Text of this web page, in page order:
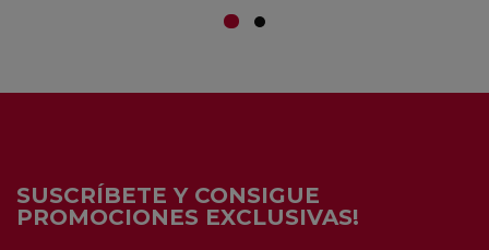
SUSCRÍBETE Y CONSIGUE
PROMOCIONES EXCLUSIVAS!